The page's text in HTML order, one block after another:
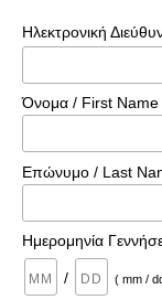
Ηλεκτρονική
Όνομα / First Name
Επώνυμο / Last
Ημερομηνία
/ ( mm /